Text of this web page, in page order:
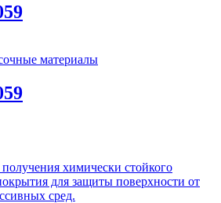
материалы
химически стойкого
для защиты поверхности от
сред.